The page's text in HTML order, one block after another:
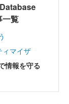
一覧
ィマイザ
情報を守る